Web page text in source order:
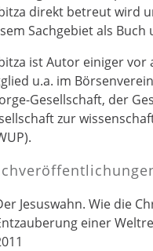
direkt betreut wird
Sachgebiet als
ist Autor einiger
u.a. im
Gesellschaft, der
zur
Jesuswahn. Wie die
einer